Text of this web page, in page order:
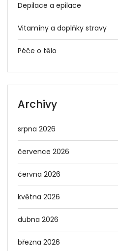
Depilace a epilace
Vitamíny a doplňky stravy
Péče o tělo
Archivy
srpna 2026
července 2026
června 2026
května 2026
dubna 2026
března 2026